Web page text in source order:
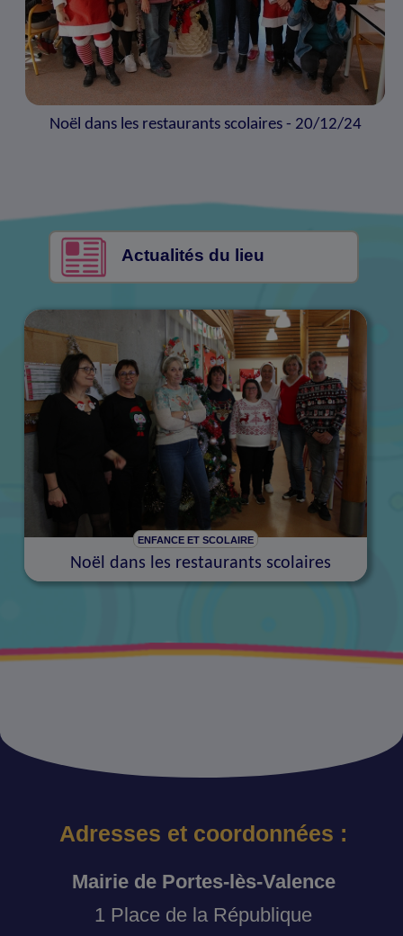
Noël dans les restaurants scolaires - 20/12/24
Actualités du lieu
ENFANCE ET SCOLAIRE
Noël dans les restaurants scolaires
Adresses et coordonnées :
Mairie de Portes-lès-Valence
1 Place de la République